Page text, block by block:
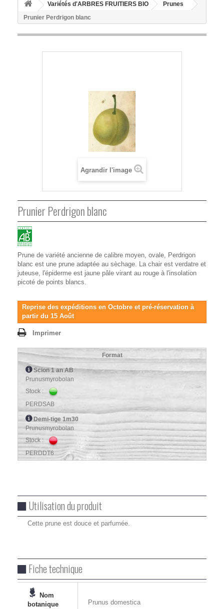
Variétés d'ARBRES FRUITIERS BIO
Prunes
Prunier Perdrigon blanc
Agrandir l'image
Prunier Perdrigon blanc
Prune de variété ancienne de calibre moyen, ovale, Perdrigon
blanc est une prune adaptée au sèchage. La chair est verdatre et
juteuse, l'épiderme est jaune pâle virant au rouge à l'insolation
picoté de points blancs.
Reprise des expéditions en Octobre et pré-réservation à
partir du 15 Août
Imprimer
Format
Scion 1 an AB
Prunusmyrobolan
Stock :
PERDSAB
Demi-tige 1m30
Prunusmyrobolan
Stock :
PERDDT6
Utilisation du produit
Cette prune est douce et parfumée.
Fiche technique
Nom
botanique
Prunus domestica